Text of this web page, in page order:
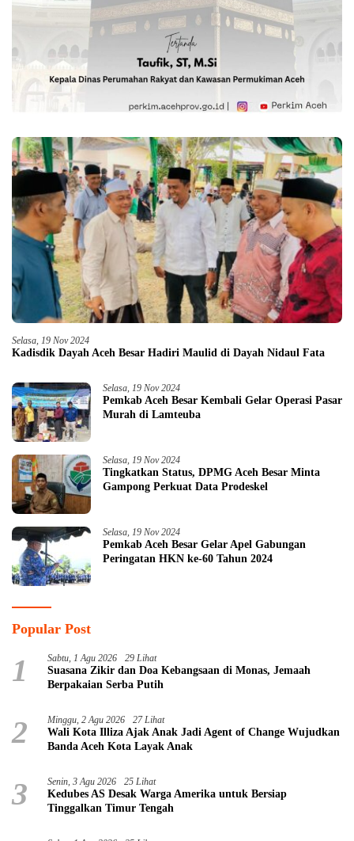
Selasa, 19 Nov 2024
Kadisdik Dayah Aceh Besar Hadiri Maulid di Dayah Nidaul Fata
Selasa, 19 Nov 2024
Pemkab Aceh Besar Kembali Gelar Operasi Pasar
Murah di Lamteuba
Selasa, 19 Nov 2024
Tingkatkan Status, DPMG Aceh Besar Minta
Gampong Perkuat Data Prodeskel
Selasa, 19 Nov 2024
Pemkab Aceh Besar Gelar Apel Gabungan
Peringatan HKN ke-60 Tahun 2024
Popular Post
1 Sabtu, 1 Agu 2026 29 Lihat
Suasana Zikir dan Doa Kebangsaan di Monas, Jemaah
Berpakaian Serba Putih
2 Minggu, 2 Agu 2026 27 Lihat
Wali Kota Illiza Ajak Anak Jadi Agent of Change Wujudkan
Banda Aceh Kota Layak Anak
3 Senin, 3 Agu 2026 25 Lihat
Kedubes AS Desak Warga Amerika untuk Bersiap
Tinggalkan Timur Tengah